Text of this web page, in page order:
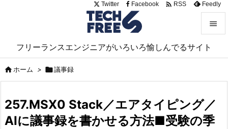
フリーランスエンジニアがいろいろ愉しんでるサイト


サイド

前へ

Twitter Facebook  RSS Feedly
ホーム > 議事録
257.MSX0 Stack／エアタイピング／
AIに議事録を書かせる方法■受験の季